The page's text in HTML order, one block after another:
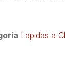
Lapidas a